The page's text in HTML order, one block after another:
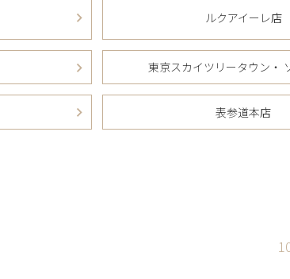
ルクアイーレ店
東京スカイツリータウン・
表参道本店